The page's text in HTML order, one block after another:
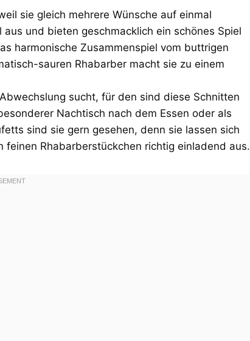
sie gleich mehrere Wünsche auf einmal
und bieten geschmacklich ein schönes Spiel
harmonische Zusammenspiel vom buttrigen
sauren Rhabarber macht sie zu einem
sucht, für den sind diese Schnitten
Nachtisch nach dem Essen oder als
sind sie gern gesehen, denn sie lassen sich
Rhabarberstückchen richtig einladend aus.